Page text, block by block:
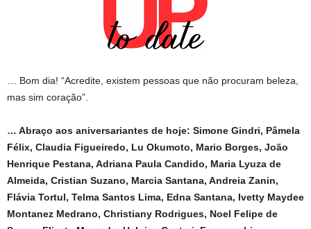
… Bom dia! “Acredite, existem pessoas que não procuram beleza,
mas sim coração”.
… Abraço aos aniversariantes de hoje: Simone Gindri, Pâmela
Félix, Claudia Figueiredo, Lu Okumoto, Mario Borges, João
Henrique Pestana, Adriana Paula Candido, Maria Lyuza de
Almeida, Cristian Suzano, Marcia Santana, Andreia Zanin,
Flávia Tortul, Telma Santos Lima, Edna Santana, Ivetty Maydee
Montanez Medrano, Christiany Rodrigues, Noel Felipe de